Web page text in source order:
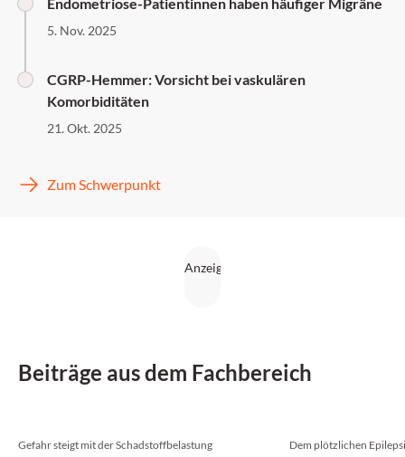
5. Nov. 2025
CGRP-Hemmer: Vorsicht bei vaskulären
Komorbiditäten
21. Okt. 2025
Zum Schwerpunkt
Beiträge aus dem Fachbereich
Gefahr steigt mit der Schadstoffbelastung Dem plötzlichen